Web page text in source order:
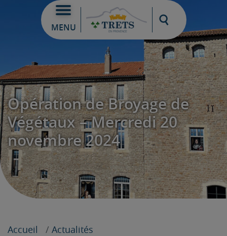
MENU
Moteur de
Opération de Broyage de
Végétaux – Mercredi 20
novembre 2024
Accueil
Actualités